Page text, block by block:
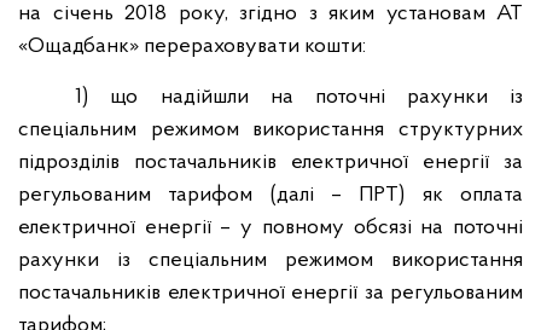
на січень 2018 року, згідно з яким установам АТ
«Ощадбанк» перераховувати кошти:
1) що надійшли на поточні рахунки із
спеціальним режимом використання структурних
підрозділів постачальників електричної енергії за
регульованим тарифом (далі – ПРТ) як оплата
електричної енергії – у повному обсязі на поточні
рахунки із спеціальним режимом використання
постачальників електричної енергії за регульованим